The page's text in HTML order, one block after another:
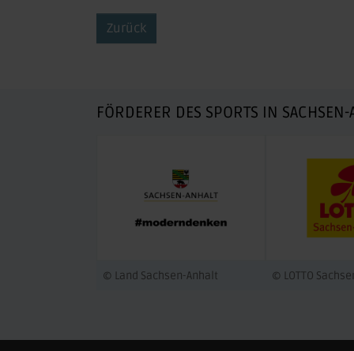
Zurück
FÖRDERER DES SPORTS IN SACHSEN-
© Land Sachsen-Anhalt © LOTTO